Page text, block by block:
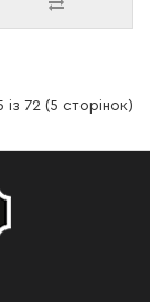
із 72 (5 сторінок)